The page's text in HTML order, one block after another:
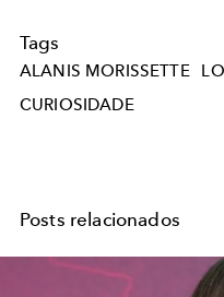
Tags
ALANIS MORISSETTE
CURIOSIDADE
Posts relacionados